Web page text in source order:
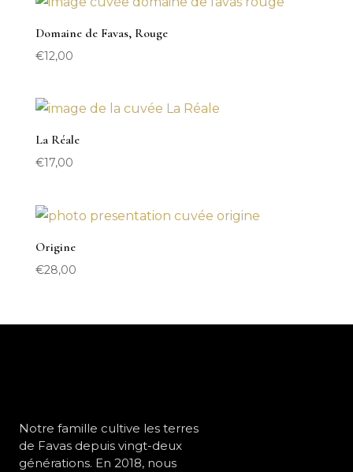
Domaine de Favas, Rouge
€12,00
La Réale
€17,00
Origine
€28,00
Notre famille cultive les terres
de Favas depuis vingt-deux
générations. En 2018, nous